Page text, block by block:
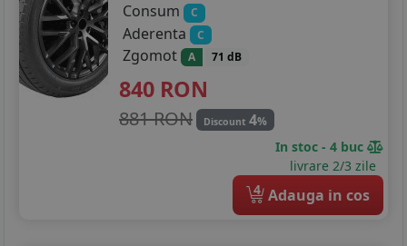
Consum
C
Aderenta C
Zgomot A 71 dB
840 RON
881 RON Discount 4%
In stoc - 4 buc
livrare 2/3 zile
4 Adauga in cos